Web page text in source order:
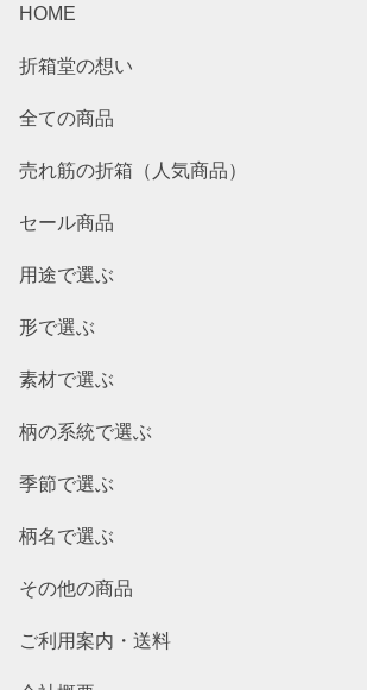
HOME
折箱堂の想い
全ての商品
売れ筋の折箱（人気商品）
セール商品
用途で選ぶ
形で選ぶ
素材で選ぶ
柄の系統で選ぶ
季節で選ぶ
柄名で選ぶ
その他の商品
ご利用案内・送料